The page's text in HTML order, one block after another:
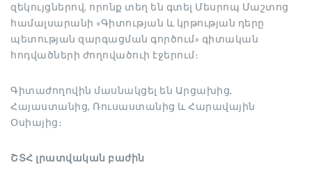
զեկույցներով, որոնք տեղ են գտել Մեսրոպ Մաշտոց
համալսարանի «Գիտության և կրթության դերը
պետության զարգացման գործում» գիտական
հոդվածների ժողովածուի էջերում։
Գիտաժողովին մասնակցել են Արցախից,
Հայաստանից, Ռուսաստանից և Հարավային
Օսիայից։
ՇՏՀ լրատվական բաժին